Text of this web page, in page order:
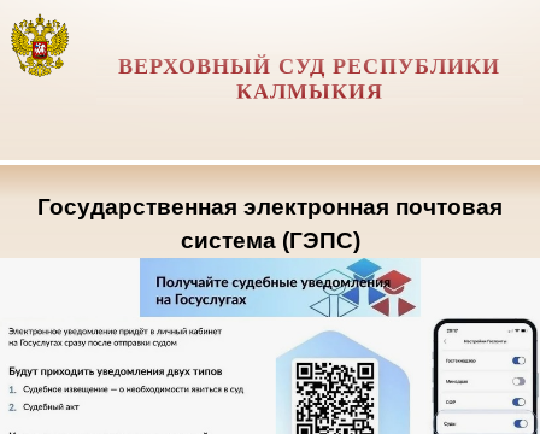
ВЕРХОВНЫЙ СУД РЕСПУБЛИКИ
КАЛМЫКИЯ
Государственная электронная почтовая
система (ГЭПС)